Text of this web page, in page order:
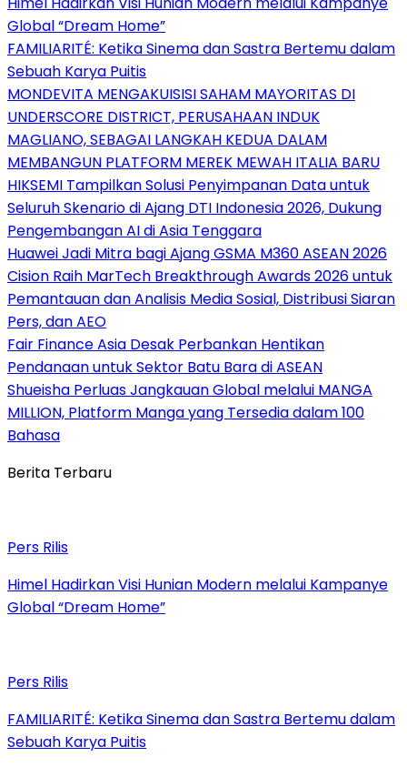
Global “Dream Home”
FAMILIARITÉ: Ketika Sinema dan Sastra Bertemu dalam
Sebuah Karya Puitis
MONDEVITA MENGAKUISISI SAHAM MAYORITAS DI
UNDERSCORE DISTRICT, PERUSAHAAN INDUK
MAGLIANO, SEBAGAI LANGKAH KEDUA DALAM
MEMBANGUN PLATFORM MEREK MEWAH ITALIA BARU
HIKSEMI Tampilkan Solusi Penyimpanan Data untuk
Seluruh Skenario di Ajang DTI Indonesia 2026, Dukung
Pengembangan AI di Asia Tenggara
Huawei Jadi Mitra bagi Ajang GSMA M360 ASEAN 2026
Cision Raih MarTech Breakthrough Awards 2026 untuk
Pemantauan dan Analisis Media Sosial, Distribusi Siaran
Pers, dan AEO
Fair Finance Asia Desak Perbankan Hentikan
Pendanaan untuk Sektor Batu Bara di ASEAN
Shueisha Perluas Jangkauan Global melalui MANGA
MILLION, Platform Manga yang Tersedia dalam 100
Bahasa
Berita Terbaru
Pers Rilis
Himel Hadirkan Visi Hunian Modern melalui Kampanye
Global “Dream Home”
Pers Rilis
FAMILIARITÉ: Ketika Sinema dan Sastra Bertemu dalam
Sebuah Karya Puitis